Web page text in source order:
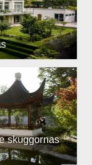
skuggornas